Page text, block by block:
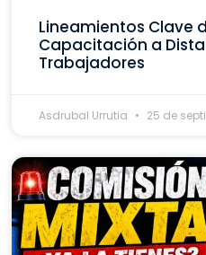
Lineamientos Clave
Capacitación a
Trabajadores
Asdrubal Urrutia 25 de